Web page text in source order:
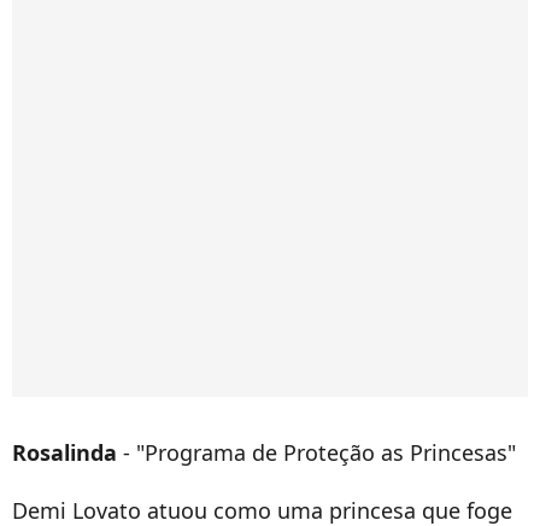
Rosalinda - "Programa de Proteção as Princesas"
Demi Lovato atuou como uma princesa que foge